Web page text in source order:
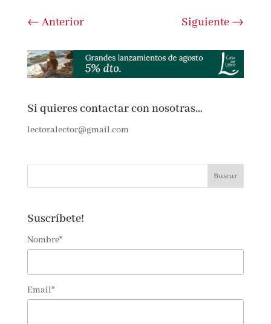
Si quieres contactar con nosotras…
Suscríbete!